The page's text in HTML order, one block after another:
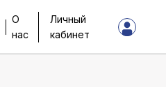
О
нас
Личный
кабинет